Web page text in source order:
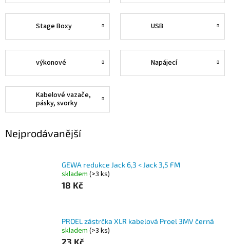
Stage Boxy USB
výkonové Napájecí
Kabelové vazače,
pásky, svorky
Nejprodávanější
GEWA redukce Jack 6,3 < Jack 3,5 FM
skladem (>3 ks)
18 Kč
PROEL zástrčka XLR kabelová Proel 3MV černá
skladem (>3 ks)
23 Kč